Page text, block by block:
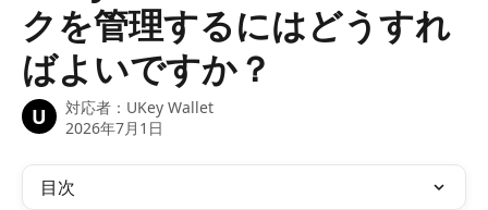
クを管理するにはどうすれ
ばよいですか？
U 対応者： UKey Wallet
2026年7月1日
目次